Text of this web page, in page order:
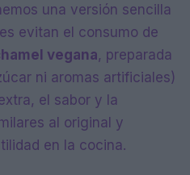
una versión sencilla
evitan el consumo de
vegana, preparada
ni aromas artificiales)
el sabor y la
al original y
en la cocina.